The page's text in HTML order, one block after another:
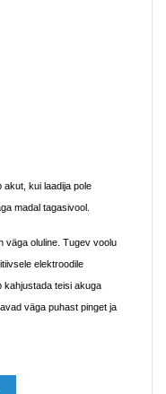
akut, kui laadija pole
madal tagasivool.
väga oluline. Tugev voolu
elektroodile
kahjustada teisi akuga
väga puhast pinget ja